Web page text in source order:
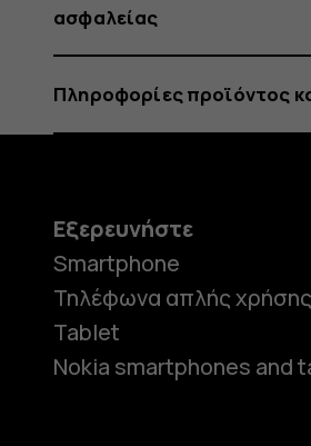
ασφαλείας
Πληροφορίες προϊόντος
Εξερευνήστε
Smartphone
Τηλέφωνα απλής χρήσης
Tablet
Nokia smartphones and